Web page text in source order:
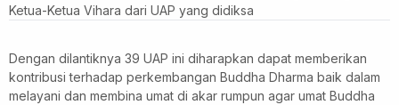
Ketua-Ketua Vihara dari UAP yang didiksa
Dengan dilantiknya 39 UAP ini diharapkan dapat memberikan
kontribusi terhadap perkembangan Buddha Dharma baik dalam
melayani dan membina umat di akar rumpun agar umat Buddha